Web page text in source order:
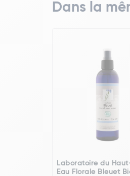
Dans la
Laboratoire du
Eau Florale Bleuet